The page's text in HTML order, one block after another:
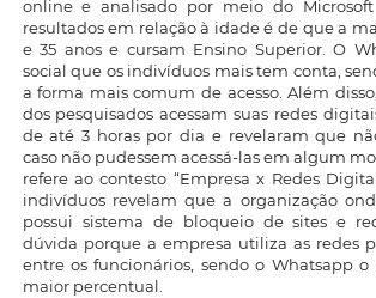
online e analisado por meio do Microsoft
resultados em relação à idade é de que a
e 35 anos e cursam Ensino Superior. O
social que os indivíduos mais tem conta,
a forma mais comum de acesso. Além
dos pesquisados acessam suas redes
de até 3 horas por dia e revelaram que
caso não pudessem acessá-las em algum
refere ao contesto “Empresa x Redes
indivíduos revelam que a organização
possui sistema de bloqueio de sites e
dúvida porque a empresa utiliza as redes
entre os funcionários, sendo o Whatsapp
maior percentual.